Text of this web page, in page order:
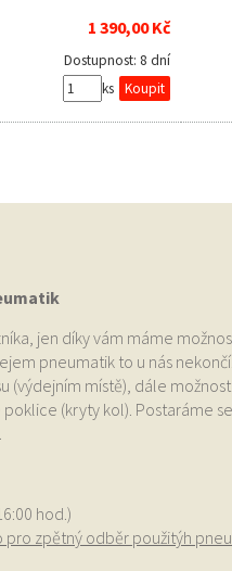
1 390,00 Kč
Dostupnost: 8 dní
ks
jen díky vám máme
pneumatik to u nás
(výdejním místě), dále
(kryty kol). Postaráme
hod.)
pro zpětný odběr použitýh